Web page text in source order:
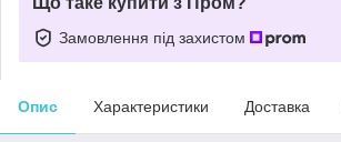
Замовлення під захистом
Опис Характеристики Доставка